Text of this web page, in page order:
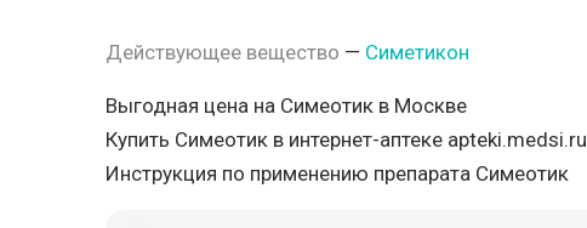
Действующее вещество — Симетикон
Выгодная цена на Симеотик в Москве
Купить Симеотик в интернет-аптеке apteki.medsi.ru
Инструкция по применению препарата Симеотик